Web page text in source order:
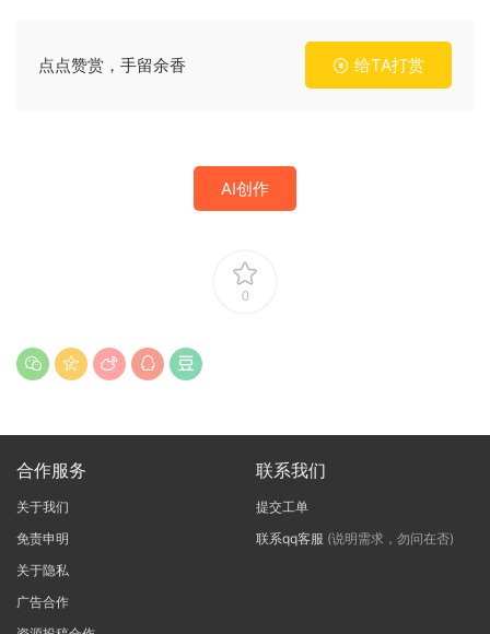
点点赞赏，手留余香 给TA打赏
AI创作
0
合作服务
关于我们
免责申明
关于隐私
广告合作
联系我们
提交工单
联系qq客服 (说明需求，勿问在否)